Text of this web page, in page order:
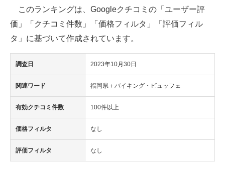
エネルギーの専門メディア
建設×テクノロジーの最前線
ちょっと気になるネットの話題
このランキングは、Googleクチコミの「ユーザー評
価」「クチコミ件数」「価格フィルタ」「評価フィル
タ」に基づいて作成されています。
調査日 2023年10月30日
関連ワード 福岡県＋バイキング・ビュッフェ
有効クチコミ件数 100件以上
価格フィルタ なし
評価フィルタ なし